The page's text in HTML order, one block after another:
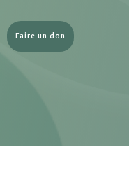
Faire un don